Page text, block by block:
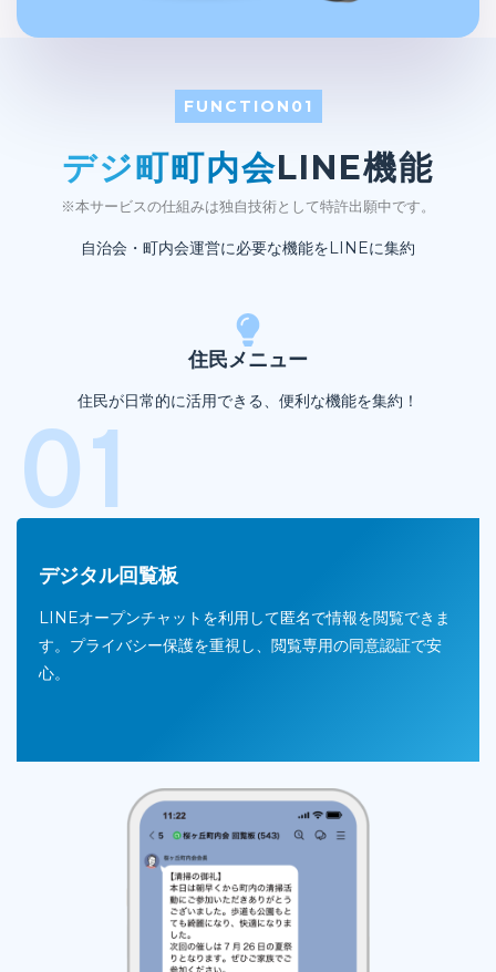
FUNCTION01
デジ町町内会LINE機能
※本サービスの仕組みは独自技術として特許出願中です。
自治会・町内会運営に必要な機能をLINEに集約
住民メニュー
住民が日常的に活用できる、便利な機能を集約！
01
デジタル回覧板
LINEオープンチャットを利用して匿名で情報を閲覧できま
す。プライバシー保護を重視し、閲覧専用の同意認証で安
心。